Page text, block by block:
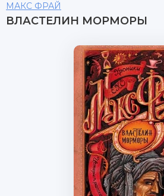
МАКС ФРАЙ
ВЛАСТЕЛИН МОРМОРЫ